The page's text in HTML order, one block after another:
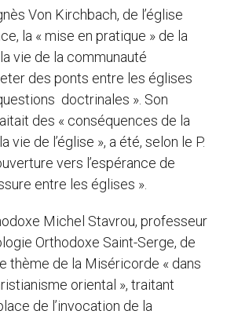
Von Kirchbach, de l’église
la « mise en pratique » de la
vie de la communauté
des ponts entre les églises
doctrinales ». Son
des « conséquences de la
vie de l’église », a été, selon le P.
vers l’espérance de
entre les églises ».
Michel Stavrou, professeur
Orthodoxe Saint-Serge, de
thème de la Miséricorde « dans
oriental », traitant
de l’invocation de la